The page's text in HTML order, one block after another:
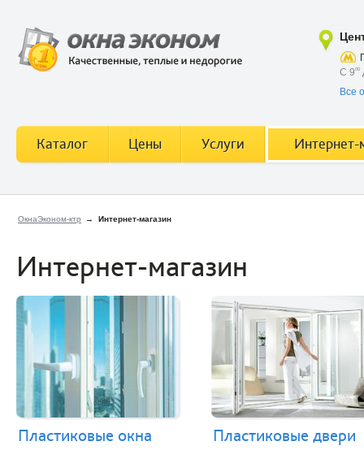
ОкнаЭконом-ктр → Интернет-магазин
Интернет-магазин
Пластиковые окна Пластиковые двери
С 900
Все
Каталог Цены Услуги Интернет-